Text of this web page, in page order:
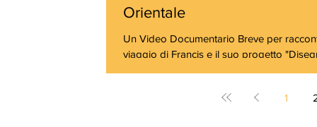
Orientale
Un Video Documentario Breve per raccontare il
viaggio di Francis e il suo progetto
1